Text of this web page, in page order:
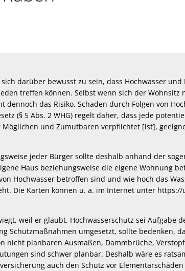
darüber bewusst zu sein, dass Hochwasser und
treffen können. Selbst wenn sich der
dennoch das Risiko, Schaden durch Folgen von
(§ 5 Abs. 2 WHG) regelt daher, dass jede
und Zumutbaren verpflichtet [ist],
jeder Bürger sollte deshalb anhand der
Haus beziehungsweise die eigene Wohnung
Hochwasser betroffen sind und wie hoch das
Die Karten können u. a. im Internet unter
weil er glaubt, Hochwasserschutz sei Aufgabe
Schutzmaßnahmen umgesetzt, sollte bedenken,
nicht planbaren Ausmaßen, Dammbrüche,
sind schwer planbar. Deshalb wäre es
auch den Schutz vor